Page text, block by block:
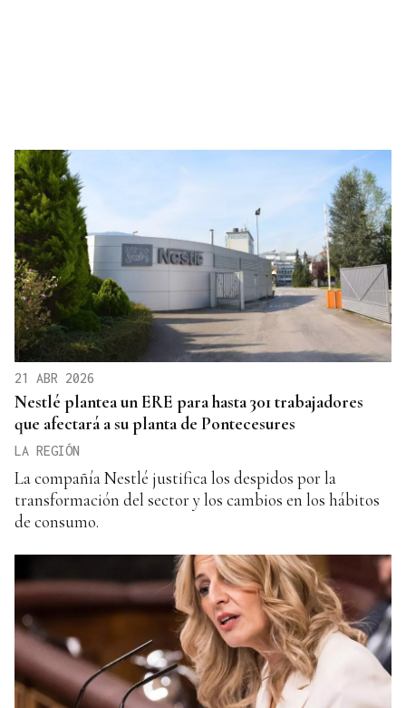
21 ABR 2026
Nestlé plantea un ERE para hasta 301 trabajadores
que afectará a su planta de Pontecesures
LA REGIÓN
La compañía Nestlé justifica los despidos por la
transformación del sector y los cambios en los hábitos
de consumo.